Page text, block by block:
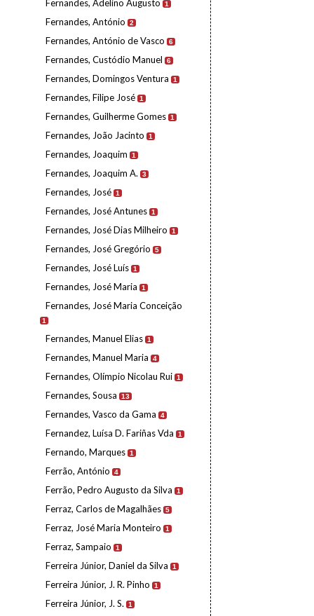
Fernandes, Adelino Augusto 1
Fernandes, António 2
Fernandes, António de Vasco 6
Fernandes, Custódio Manuel 6
Fernandes, Domingos Ventura 1
Fernandes, Filipe José 1
Fernandes, Guilherme Gomes 1
Fernandes, João Jacinto 1
Fernandes, Joaquim 1
Fernandes, Joaquim A. 3
Fernandes, José 1
Fernandes, José Antunes 1
Fernandes, José Dias Milheiro 1
Fernandes, José Gregório 5
Fernandes, José Luís 1
Fernandes, José Maria 1
Fernandes, José Maria Conceição
1
Fernandes, Manuel Elias 1
Fernandes, Manuel Maria 4
Fernandes, Olímpio Nicolau Rui 1
Fernandes, Sousa 13
Fernandes, Vasco da Gama 4
Fernandez, Luísa D. Fariñas Vda 1
Fernando, Marques 1
Ferrão, António 4
Ferrão, Pedro Augusto da Silva 1
Ferraz, Carlos de Magalhães 5
Ferraz, José Maria Monteiro 1
Ferraz, Sampaio 1
Ferreira Júnior, Daniel da Silva 1
Ferreira Júnior, J. R. Pinho 1
Ferreira Júnior, J. S. 1